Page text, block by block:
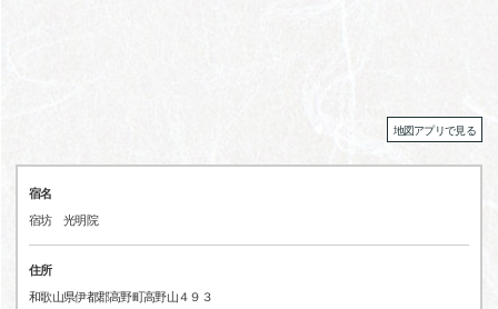
地図アプリで見る
宿名
宿坊 光明院
住所
和歌山県伊都郡高野町高野山４９３